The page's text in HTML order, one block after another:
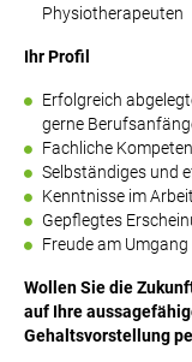
Physiotherapeuten
Ihr Profil
Erfolgreich
gerne
Fachliche
Selbständiges und
Kenntnisse im
Gepflegtes
Freude am
Wollen Sie die
auf Ihre
Gehaltsvorstellung